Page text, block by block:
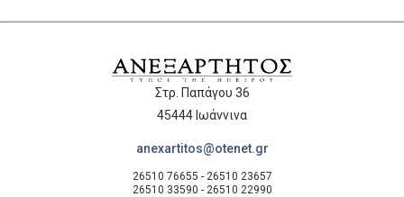
Στρ. Παπάγου 36
45444 Ιωάννινα
anexartitos@otenet.gr
26510 76655 - 26510 23657
26510 33590 - 26510 22990